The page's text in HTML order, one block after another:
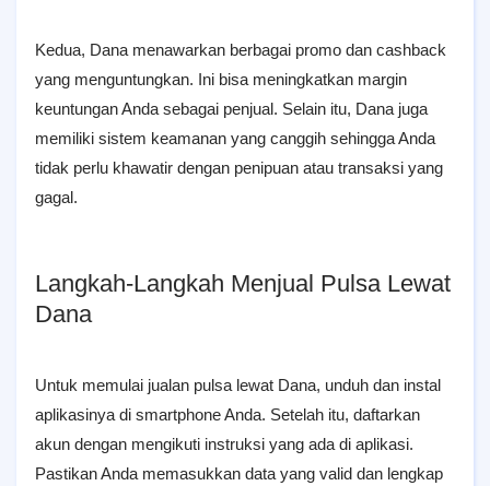
Kedua, Dana menawarkan berbagai promo dan cashback
yang menguntungkan. Ini bisa meningkatkan margin
keuntungan Anda sebagai penjual. Selain itu, Dana juga
memiliki sistem keamanan yang canggih sehingga Anda
tidak perlu khawatir dengan penipuan atau transaksi yang
gagal.
Langkah-Langkah Menjual Pulsa Lewat
Dana
Untuk memulai jualan pulsa lewat Dana, unduh dan instal
aplikasinya di smartphone Anda. Setelah itu, daftarkan
akun dengan mengikuti instruksi yang ada di aplikasi.
Pastikan Anda memasukkan data yang valid dan lengkap